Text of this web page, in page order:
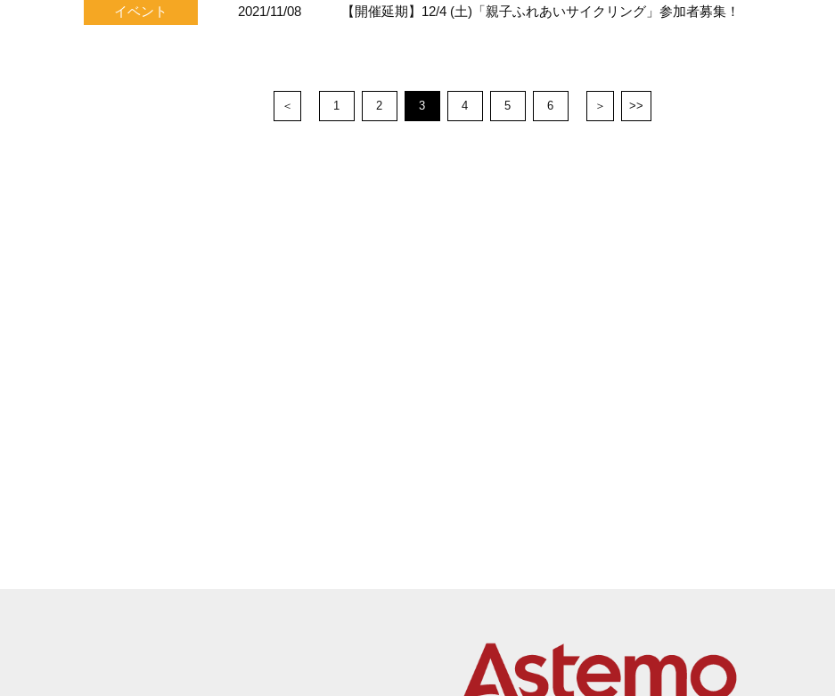
イベント 2021/11/08 【開催延期】12/4 (土)「親子ふれあいサイクリング」参加者募集！
＜ 1 2 3 4 5 6 ＞ >>